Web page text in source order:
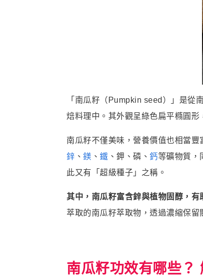
「南瓜籽（Pumpkin seed）」是從
焙料理中。其外觀呈綠色扁平橢圓形
南瓜籽不僅美味，營養價值也相當豐
鋅 、 鎂 、 鐵 、鉀、磷、 鈣等礦物質，
此又有「超級種子」之稱。
其中，南瓜籽富含鋅與植物固醇，有
萃取的南瓜籽萃取物，透過濃縮保
南瓜籽功效有哪些？